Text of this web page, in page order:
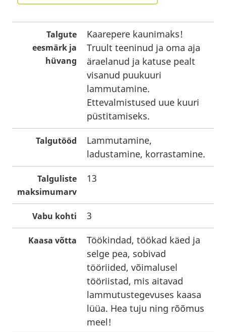
Talgute
eesmärk ja
hüvang
Kaarepere kaunimaks!
Truult teeninud ja oma aja
äraelanud ja katuse pealt
visanud puukuuri
lammutamine.
Ettevalmistused uue kuuri
püstitamiseks.
Talgutööd
Lammutamine,
ladustamine, korrastamine.
Talguliste
maksimumarv
13
Vabu kohti 3
Kaasa võtta
Töökindad, töökad käed ja
selge pea, sobivad
tööriided, võimalusel
tööriistad, mis aitavad
lammutustegevuses kaasa
lüüa. Hea tuju ning rõõmus
meel!